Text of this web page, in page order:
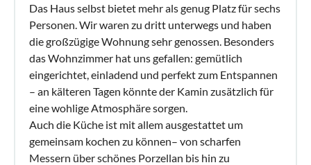
Das Haus selbst bietet mehr als genug Platz für sechs
Personen. Wir waren zu dritt unterwegs und haben
die großzügige Wohnung sehr genossen. Besonders
das Wohnzimmer hat uns gefallen: gemütlich
eingerichtet, einladend und perfekt zum Entspannen
– an kälteren Tagen könnte der Kamin zusätzlich für
eine wohlige Atmosphäre sorgen.
Auch die Küche ist mit allem ausgestattet um
gemeinsam kochen zu können– von scharfen
Messern über schönes Porzellan bis hin zu